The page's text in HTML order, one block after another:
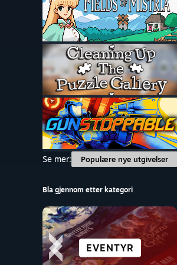
Se mer:
Populære nye utgivelser
Bla gjennom etter kategori
EVENTYR
VISUELL ROMAN
ROLLESPILL
RIK HISTORIE